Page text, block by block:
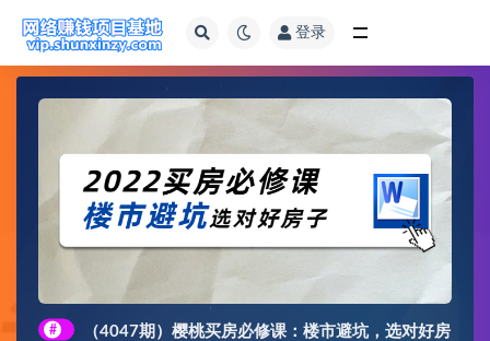
登录
#
（4047期）樱桃买房必修课：楼市避坑，选对好房